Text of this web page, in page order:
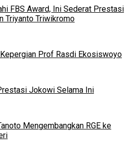
FBS Award, Ini Sederat Prestasi
Triyanto Triwikromo
Prof Rasdi Ekosiswoyo
Jokowi Selama Ini
Mengembangkan RGE ke